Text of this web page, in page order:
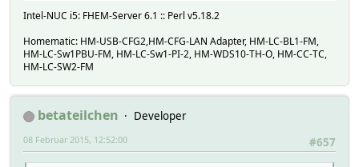
Intel-NUC i5: FHEM-Server 6.1 :: Perl v5.18.2
Homematic: HM-USB-CFG2,HM-CFG-LAN Adapter, HM-LC-BL1-FM,
HM-LC-Sw1PBU-FM, HM-LC-Sw1-PI-2, HM-WDS10-TH-O, HM-CC-TC,
HM-LC-SW2-FM
betateilchen
Developer
#657
08 Februar 2015, 12:52:00